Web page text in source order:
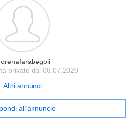
privato dal 08.07.2020
Altri annunci
all’annuncio